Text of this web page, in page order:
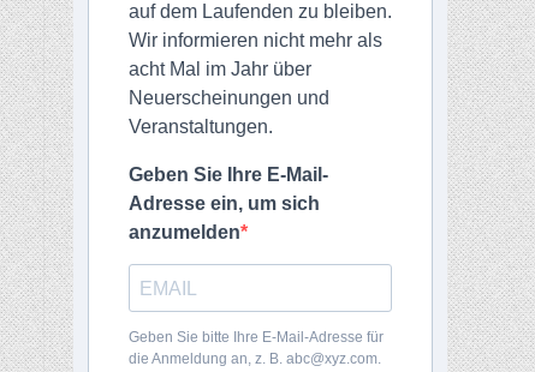
auf dem Laufenden zu bleiben.
Wir informieren nicht mehr als
acht Mal im Jahr über
Neuerscheinungen und
Veranstaltungen.
Geben Sie Ihre E-Mail-
Adresse ein, um sich
anzumelden
Geben Sie bitte Ihre E-Mail-Adresse für
die Anmeldung an, z. B. abc@xyz.com.